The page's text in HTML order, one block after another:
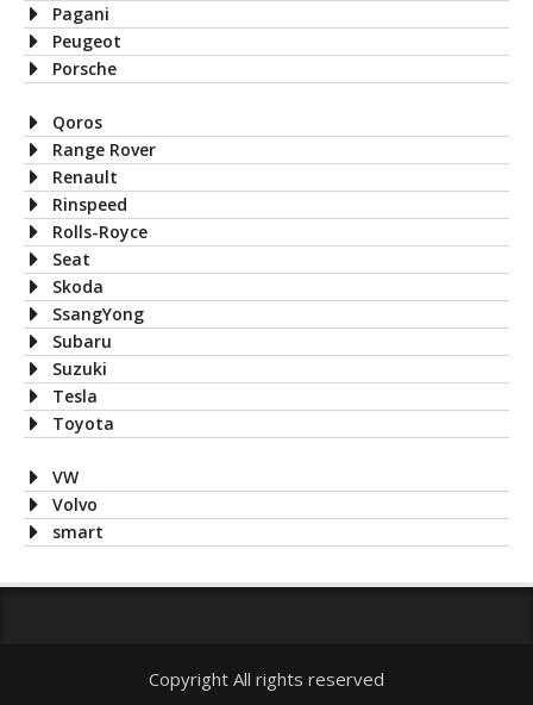
Pagani
Peugeot
Porsche
Qoros
Range Rover
Renault
Rinspeed
Rolls-Royce
Seat
Skoda
SsangYong
Subaru
Suzuki
Tesla
Toyota
VW
Volvo
smart
Copyright All rights reserved